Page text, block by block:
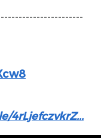
4rLjefczvkrZ...